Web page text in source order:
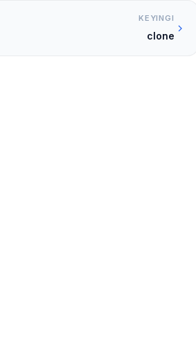
KEYINGI
clone